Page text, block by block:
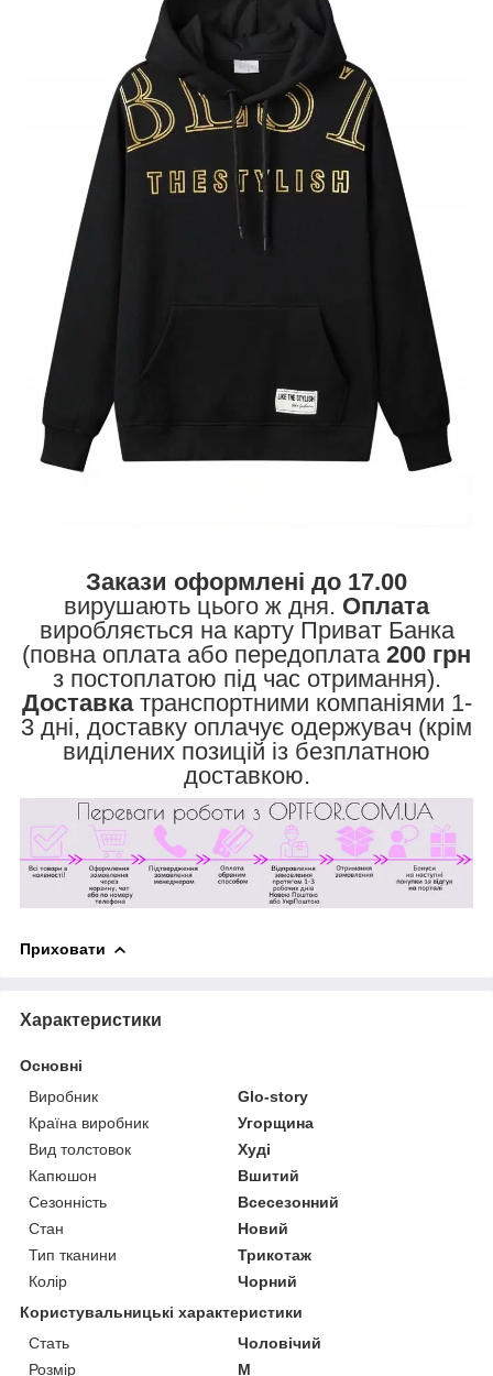
Закази оформлені до 17.00
вирушають цього ж дня. Оплата
виробляється на карту Приват Банка
(повна оплата або передоплата 200 грн
з постоплатою під час отримання).
Доставкатранспортними компаніями 1-
3 дні, доставку оплачує одержувач (крім
виділених позицій із безплатною
доставкою.
Приховати
Характеристики
Основні
Виробник
Glo-story
Країна виробник
Угорщина
Вид толстовок
Худі
Капюшон
Вшитий
Сезонність
Всесезонний
Стан
Новий
Тип тканини
Трикотаж
Колір
Чорний
Користувальницькі характеристики
Стать
Чоловічий
Розмір
М